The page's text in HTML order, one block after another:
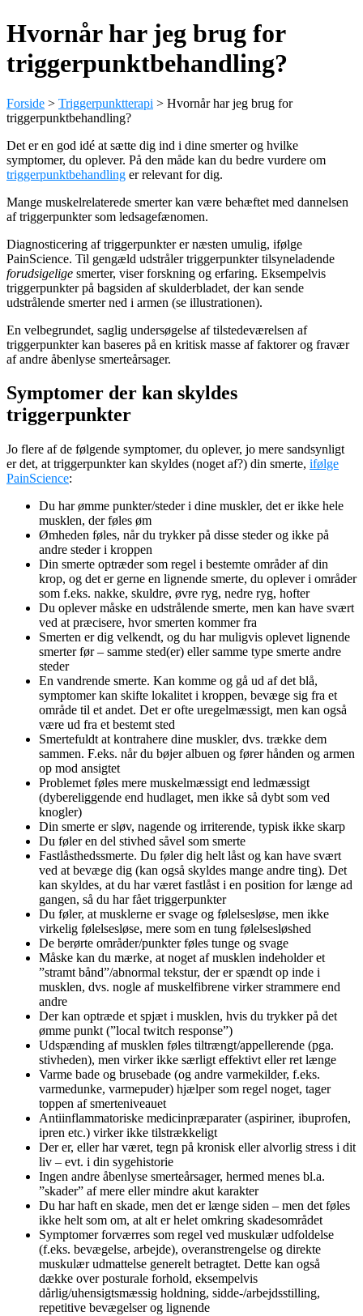
Hvornår har jeg brug for
triggerpunktbehandling?
Forside > Triggerpunktterapi > Hvornår har jeg brug for
triggerpunktbehandling?
Det er en god idé at sætte dig ind i dine smerter og hvilke
symptomer, du oplever. På den måde kan du bedre vurdere om
triggerpunktbehandling er relevant for dig.
Mange muskelrelaterede smerter kan være behæftet med dannelsen
af triggerpunkter som ledsagefænomen.
Diagnosticering af triggerpunkter er næsten umulig, ifølge
PainScience. Til gengæld udstråler triggerpunkter tilsyneladende
forudsigelige smerter, viser forskning og erfaring. Eksempelvis
triggerpunkter på bagsiden af skulderbladet, der kan sende
udstrålende smerter ned i armen (se illustrationen).
En velbegrundet, saglig undersøgelse af tilstedeværelsen af
triggerpunkter kan baseres på en kritisk masse af faktorer og fravær
af andre åbenlyse smerteårsager.
Symptomer der kan skyldes
triggerpunkter
Jo flere af de følgende symptomer, du oplever, jo mere sandsynligt
er det, at triggerpunkter kan skyldes (noget af?) din smerte, ifølge
PainScience:
Du har ømme punkter/steder i dine muskler, det er ikke hele
musklen, der føles øm
Ømheden føles, når du trykker på disse steder og ikke på
andre steder i kroppen
Din smerte optræder som regel i bestemte områder af din
krop, og det er gerne en lignende smerte, du oplever i områder
som f.eks. nakke, skuldre, øvre ryg, nedre ryg, hofter
Du oplever måske en udstrålende smerte, men kan have svært
ved at præcisere, hvor smerten kommer fra
Smerten er dig velkendt, og du har muligvis oplevet lignende
smerter før – samme sted(er) eller samme type smerte andre
steder
En vandrende smerte. Kan komme og gå ud af det blå,
symptomer kan skifte lokalitet i kroppen, bevæge sig fra et
område til et andet. Det er ofte uregelmæssigt, men kan også
være ud fra et bestemt sted
Smertefuldt at kontrahere dine muskler, dvs. trække dem
sammen. F.eks. når du bøjer albuen og fører hånden og armen
op mod ansigtet
Problemet føles mere muskelmæssigt end ledmæssigt
(dybereliggende end hudlaget, men ikke så dybt som ved
knogler)
Din smerte er sløv, nagende og irriterende, typisk ikke skarp
Du føler en del stivhed såvel som smerte
Fastlåsthedssmerte. Du føler dig helt låst og kan have svært
ved at bevæge dig (kan også skyldes mange andre ting). Det
kan skyldes, at du har været fastlåst i en position for længe ad
gangen, så du har fået triggerpunkter
Du føler, at musklerne er svage og følelsesløse, men ikke
virkelig følelsesløse, mere som en tung følelsesløshed
De berørte områder/punkter føles tunge og svage
Måske kan du mærke, at noget af musklen indeholder et
”stramt bånd”/abnormal tekstur, der er spændt op inde i
musklen, dvs. nogle af muskelfibrene virker strammere end
andre
Der kan optræde et spjæt i musklen, hvis du trykker på det
ømme punkt (”local twitch response”)
Udspænding af musklen føles tiltrængt/appellerende (pga.
stivheden), men virker ikke særligt effektivt eller ret længe
Varme bade og brusebade (og andre varmekilder, f.eks.
varmedunke, varmepuder) hjælper som regel noget, tager
toppen af smerteniveauet
Antiinflammatoriske medicinpræparater (aspiriner, ibuprofen,
ipren etc.) virker ikke tilstrækkeligt
Der er, eller har været, tegn på kronisk eller alvorlig stress i dit
liv – evt. i din sygehistorie
Ingen andre åbenlyse smerteårsager, hermed menes bl.a.
”skader” af mere eller mindre akut karakter
Du har haft en skade, men det er længe siden – men det føles
ikke helt som om, at alt er helet omkring skadesområdet
Symptomer forværres som regel ved muskulær udfoldelse
(f.eks. bevægelse, arbejde), overanstrengelse og direkte
muskulær udmattelse generelt betragtet. Dette kan også
dække over posturale forhold, eksempelvis
dårlig/uhensigtsmæssig holdning, sidde-/arbejdsstilling,
repetitive bevægelser og lignende